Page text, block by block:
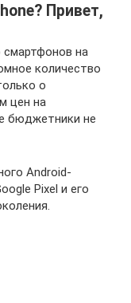
Привет,
смартфонов на
количество
о
цен на
бюджетники не
Android-
Pixel и его